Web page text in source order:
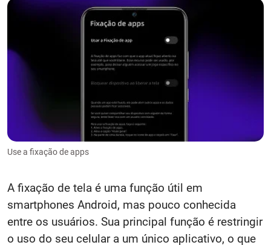
Use a fixação de apps
A fixação de tela é uma função útil em
smartphones Android, mas pouco conhecida
entre os usuários. Sua principal função é restringir
o uso do seu celular a um único aplicativo, o que